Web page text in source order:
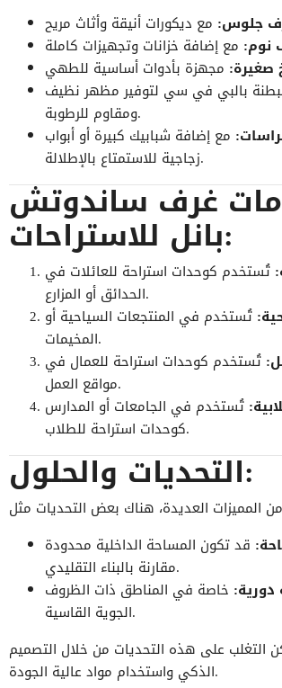
جلوس:
نوم:
صغيرة:
بالبي في سي لتوفير مظهر نظيف
ومقاوم للرطوبة.
مع إضافة شبابيك كبيرة أو أبواب
زجاجية للاستمتاع بالإطلالة.
غرف ساندوتش
بانل للاستراحات:
تُستخدم كوحدات استراحة للعائلات في
الحدائق أو المزارع.
تُستخدم في المنتجعات السياحية أو
المخيمات.
تُستخدم كوحدات استراحة للعمال في
مواقع العمل.
تُستخدم في الجامعات أو المدارس
كوحدات استراحة للطلاب.
التحديات والحلول:
قد تكون المساحة الداخلية محدودة
مقارنة بالبناء التقليدي.
دورية: خاصة في المناطق ذات الظروف
الجوية القاسية.
التغلب على هذه التحديات من خلال التصميم
الذكي واستخدام مواد عالية الجودة.